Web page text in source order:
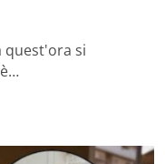
quest'ora si